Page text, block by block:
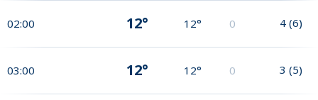
02:00 12° 12° 0 4 (6)
03:00 12° 12° 0 3 (5)